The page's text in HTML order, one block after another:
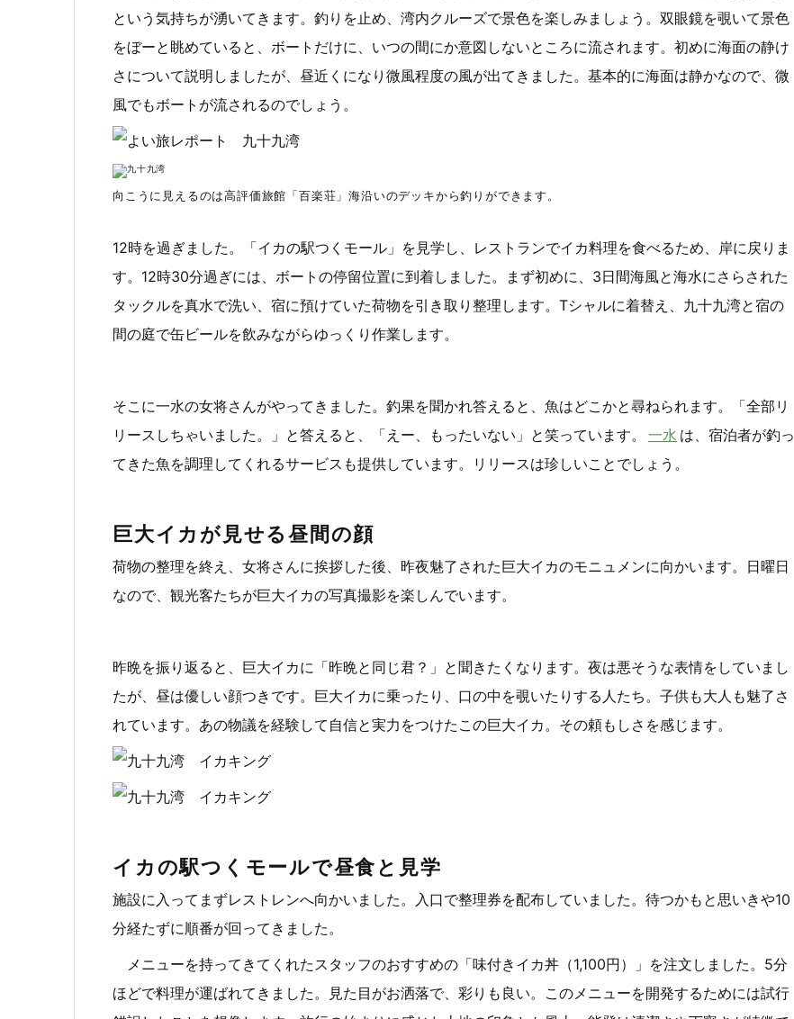
という気持ちが湧いてきます。釣りを止め、湾内クルーズで景色を楽しみましょう。双眼鏡を覗いて景色
をぼーと眺めていると、ボートだけに、いつの間にか意図しないところに流されます。初めに海面の静け
さについて説明しましたが、昼近くになり微風程度の風が出てきました。基本的に海面は静かなので、微
風でもボートが流されるのでしょう。
向こうに見えるのは高評価旅館「百楽荘」海沿いのデッキから釣りができます。
12時を過ぎました。「イカの駅つくモール」を見学し、レストランでイカ料理を食べるため、岸に戻りま
す。12時30分過ぎには、ボートの停留位置に到着しました。まず初めに、3日間海風と海水にさらされた
タックルを真水で洗い、宿に預けていた荷物を引き取り整理します。Tシャルに着替え、九十九湾と宿の
間の庭で缶ビールを飲みながらゆっくり作業します。
そこに一水の女将さんがやってきました。釣果を聞かれ答えると、魚はどこかと尋ねられます。「全部リ
リースしちゃいました。」と答えると、「えー、もったいない」と笑っています。
一水 は、宿泊者が釣っ
てきた魚を調理してくれるサービスも提供しています。リリースは珍しいことでしょう。
巨大イカが見せる昼間の顔
荷物の整理を終え、女将さんに挨拶した後、昨夜魅了された巨大イカのモニュメンに向かいます。日曜日
なので、観光客たちが巨大イカの写真撮影を楽しんでいます。
昨晩を振り返ると、巨大イカに「昨晩と同じ君？」と聞きたくなります。夜は悪そうな表情をしていまし
たが、昼は優しい顔つきです。巨大イカに乗ったり、口の中を覗いたりする人たち。子供も大人も魅了さ
れています。あの物議を経験して自信と実力をつけたこの巨大イカ。その頼もしさを感じます。
イカの駅つくモールで昼食と見学
施設に入ってまずレストレンへ向かいました。入口で整理券を配布していました。待つかもと思いきや10
分経たずに順番が回ってきました。
メニューを持ってきてくれたスタッフのおすすめの「味付きイカ丼（1,100円）」を注文しました。5分
ほどで料理が運ばれてきました。見た目がお洒落で、彩りも良い。このメニューを開発するためには試行